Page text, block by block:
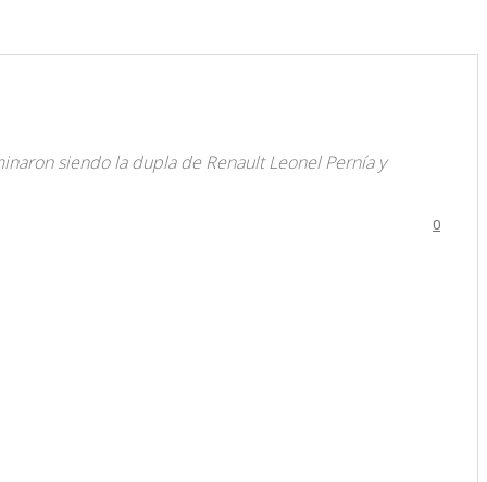
siendo la dupla de Renault Leonel Pernía y
0